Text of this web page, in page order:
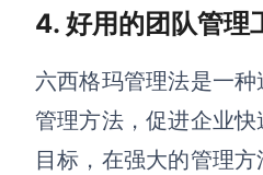
4. 好用的团队管
六西格玛管理法是一
管理方法，促进企业
目标，在强大的管理